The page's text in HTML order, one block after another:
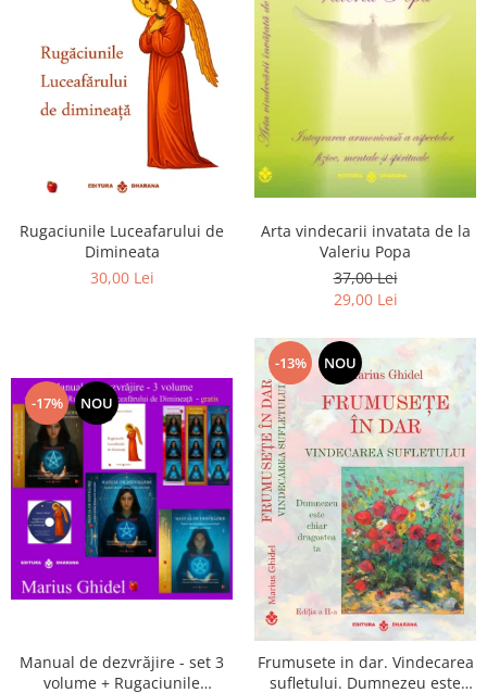
Rugaciunile Luceafarului de
Dimineata
30,00 Lei
Arta vindecarii invatata de la
Valeriu Popa
37,00 Lei
29,00 Lei
-17% NOU
Manual de dezvrăjire - set 3
volume + Rugaciunile
-13% NOU
Frumusete in dar. Vindecarea
sufletului. Dumnezeu este